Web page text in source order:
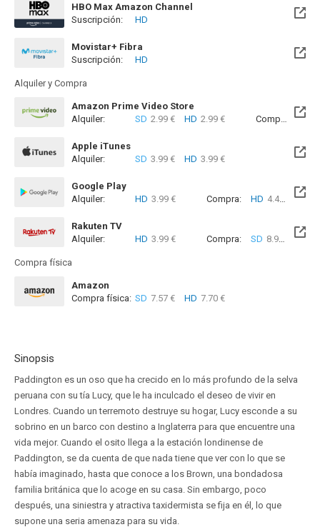
HBO Max Amazon Channel
Suscripción:
HD
Movistar+ Fibra
Disponible hasta el Vie, 25 Sep 2026 (Queda 1 mes)
Suscripción: HD
Alquiler y Compra
Amazon Prime Video Store
Alquiler:
SD 2.99 € HD 2.99 € Compra: SD
Apple iTunes
Alquiler:
SD 3.99 € HD 3.99 €
Google Play
Alquiler:
HD 3.99 € Compra: HD 4.49 €
Rakuten TV
Alquiler:
HD 3.99 € Compra: SD 8.99 € HD
Compra física
Amazon
Compra física: SD 7.57 € HD 7.70 €
Sinopsis
Paddington es un oso que ha crecido en lo más profundo de la selva
peruana con su tía Lucy, que le ha inculcado el deseo de vivir en
Londres. Cuando un terremoto destruye su hogar, Lucy esconde a su
sobrino en un barco con destino a Inglaterra para que encuentre una
vida mejor. Cuando el osito llega a la estación londinense de
Paddington, se da cuenta de que nada tiene que ver con lo que se
había imaginado, hasta que conoce a los Brown, una bondadosa
familia británica que lo acoge en su casa. Sin embargo, poco
después, una siniestra y atractiva taxidermista se fija en él, lo que
supone una seria amenaza para su vida.